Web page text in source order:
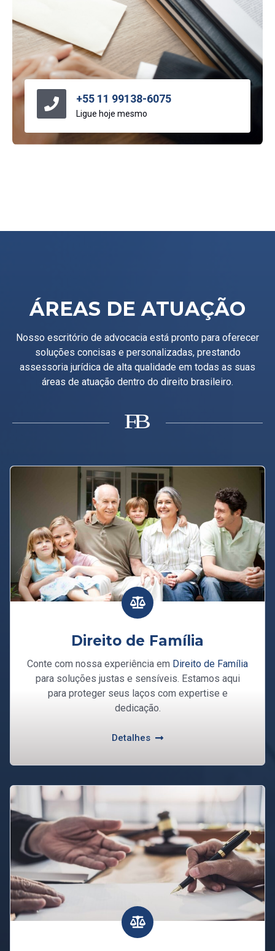
+55 11 99138-6075
Ligue hoje mesmo
ÁREAS DE ATUAÇÃO
Nosso escritório de advocacia está pronto para oferecer
soluções concisas e personalizadas, prestando
assessoria jurídica de alta qualidade em todas as suas
áreas de atuação dentro do direito brasileiro.
FB
Direito de Família
Conte com nossa experiência em Direito de Família
para soluções justas e sensíveis. Estamos aqui
para proteger seus laços com expertise e
dedicação.
Detalhes